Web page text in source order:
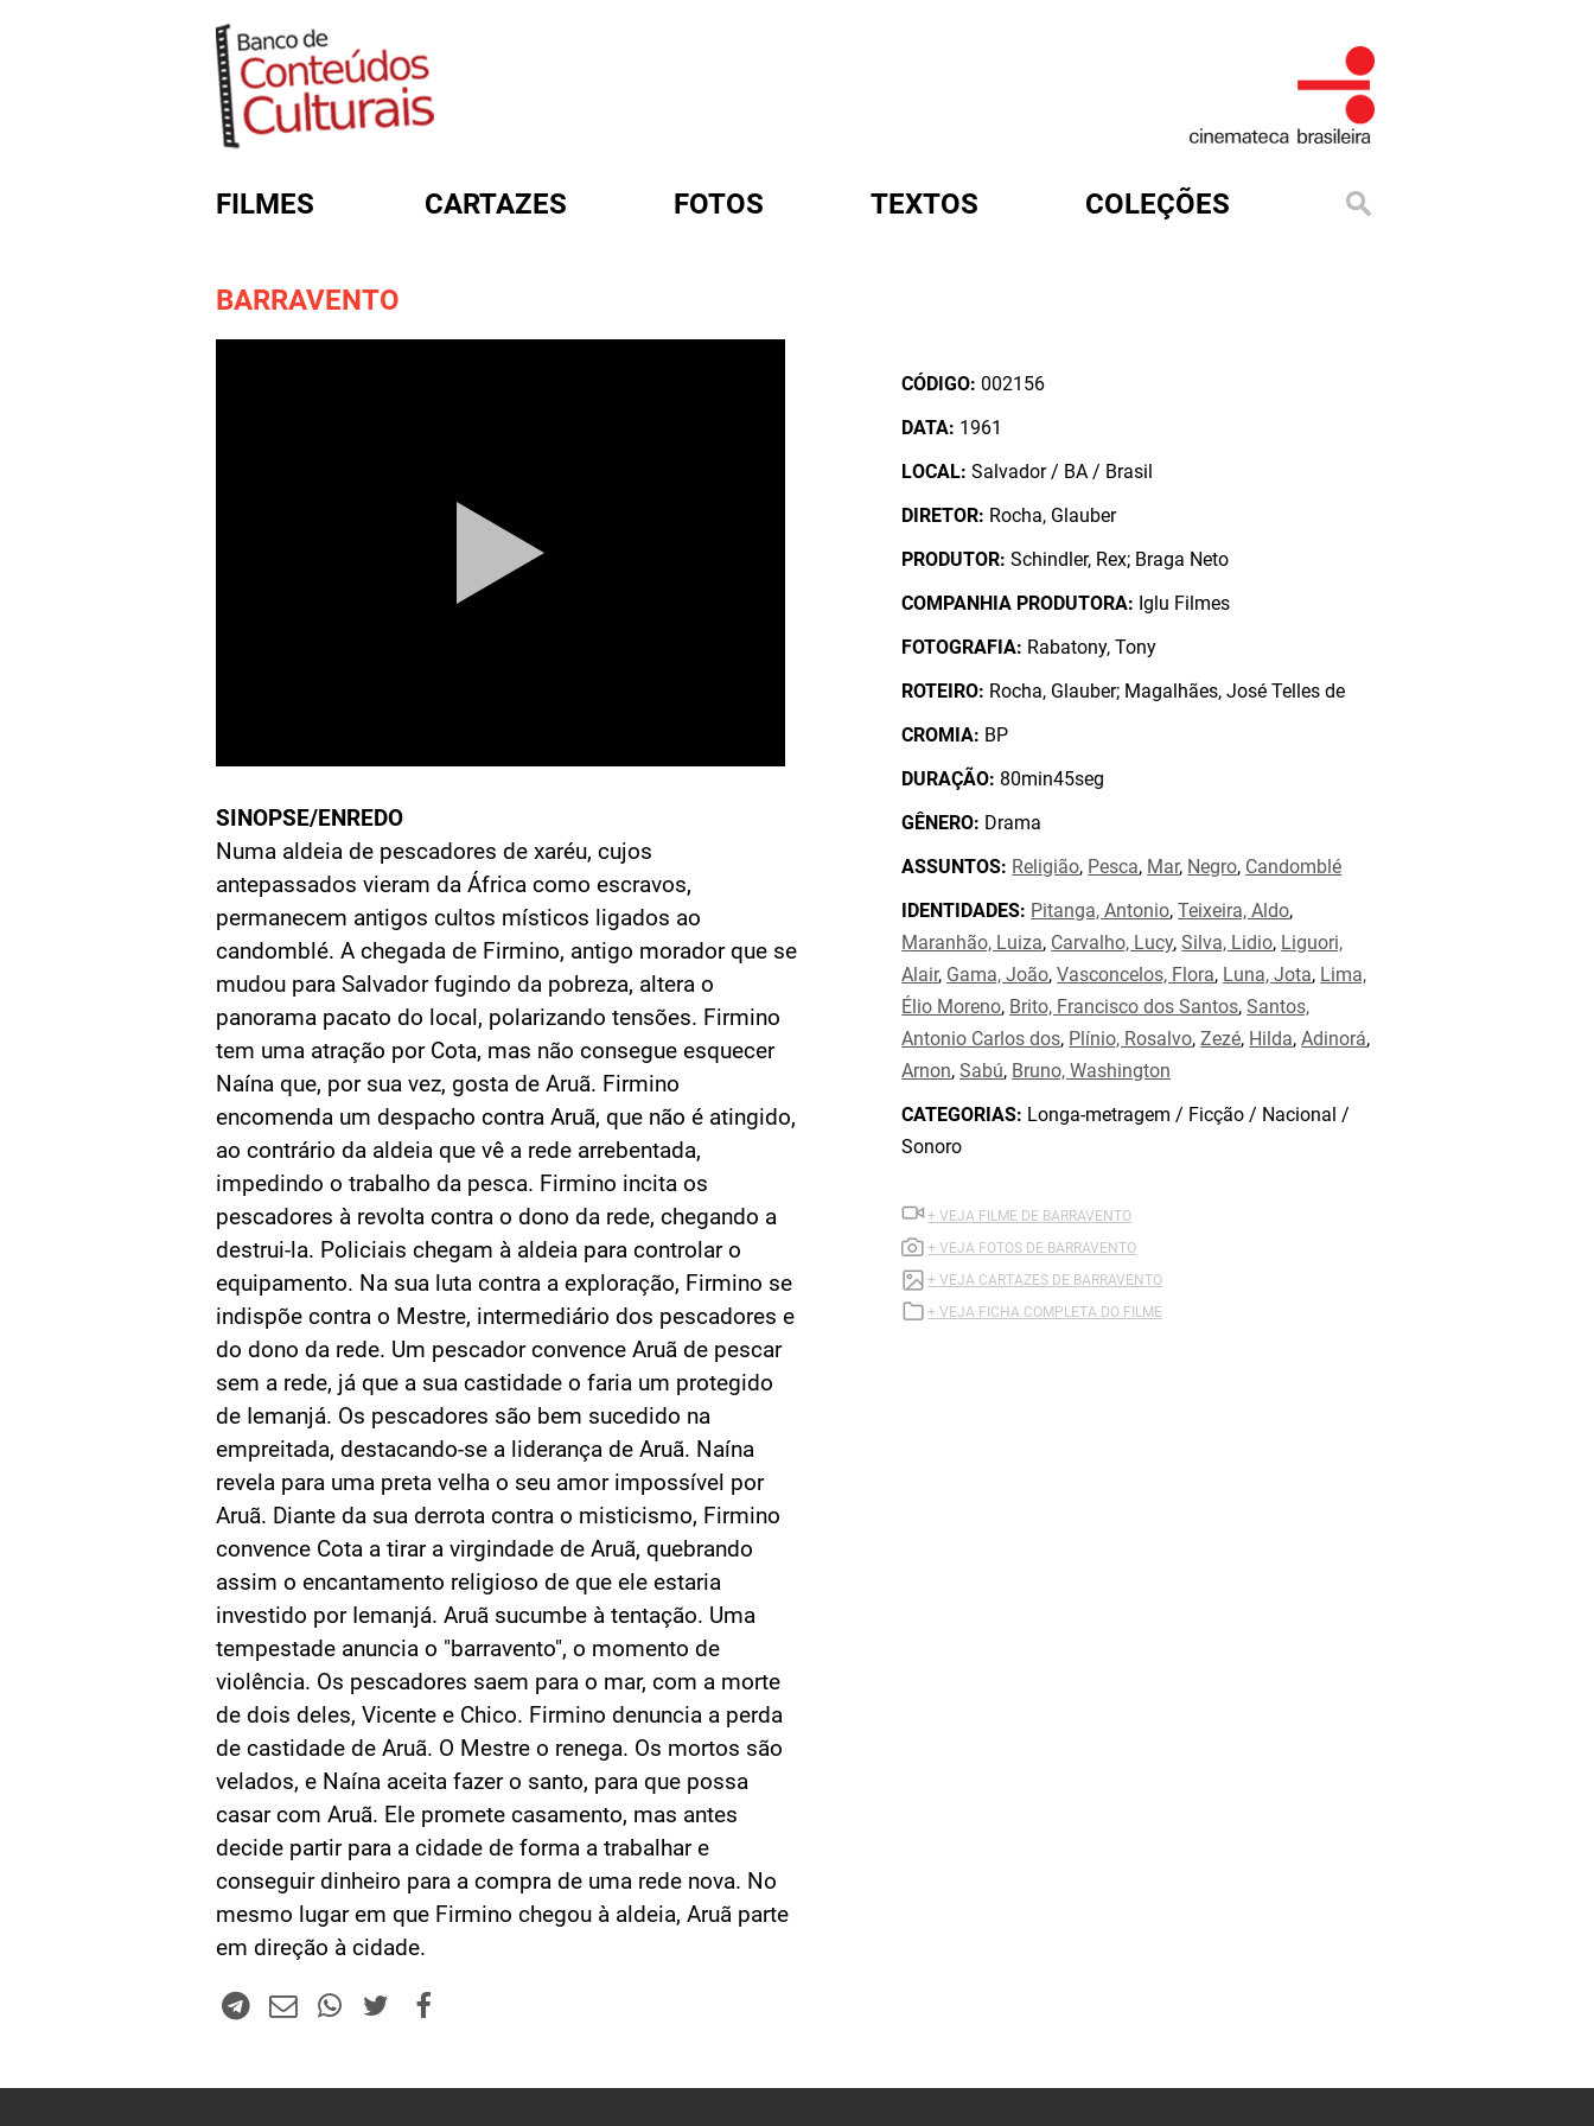
FILMES CARTAZES FOTOS TEXTOS COLEÇÕES
BARRAVENTO
SINOPSE/ENREDO
Numa aldeia de pescadores de xaréu, cujos
antepassados vieram da África como escravos,
permanecem antigos cultos místicos ligados ao
candomblé. A chegada de Firmino, antigo morador que se
mudou para Salvador fugindo da pobreza, altera o
panorama pacato do local, polarizando tensões. Firmino
tem uma atração por Cota, mas não consegue esquecer
Naína que, por sua vez, gosta de Aruã. Firmino
encomenda um despacho contra Aruã, que não é atingido,
ao contrário da aldeia que vê a rede arrebentada,
impedindo o trabalho da pesca. Firmino incita os
pescadores à revolta contra o dono da rede, chegando a
destrui-la. Policiais chegam à aldeia para controlar o
equipamento. Na sua luta contra a exploração, Firmino se
indispõe contra o Mestre, intermediário dos pescadores e
do dono da rede. Um pescador convence Aruã de pescar
sem a rede, já que a sua castidade o faria um protegido
de Iemanjá. Os pescadores são bem sucedido na
empreitada, destacando-se a liderança de Aruã. Naína
revela para uma preta velha o seu amor impossível por
Aruã. Diante da sua derrota contra o misticismo, Firmino
convence Cota a tirar a virgindade de Aruã, quebrando
assim o encantamento religioso de que ele estaria
investido por Iemanjá. Aruã sucumbe à tentação. Uma
tempestade anuncia o "barravento", o momento de
violência. Os pescadores saem para o mar, com a morte
de dois deles, Vicente e Chico. Firmino denuncia a perda
de castidade de Aruã. O Mestre o renega. Os mortos são
velados, e Naína aceita fazer o santo, para que possa
casar com Aruã. Ele promete casamento, mas antes
decide partir para a cidade de forma a trabalhar e
conseguir dinheiro para a compra de uma rede nova. No
mesmo lugar em que Firmino chegou à aldeia, Aruã parte
em direção à cidade.
CÓDIGO: 002156
DATA: 1961
LOCAL: Salvador / BA / Brasil
DIRETOR: Rocha, Glauber
PRODUTOR: Schindler, Rex; Braga Neto
COMPANHIA PRODUTORA: Iglu Filmes
FOTOGRAFIA: Rabatony, Tony
ROTEIRO: Rocha, Glauber; Magalhães, José Telles de
CROMIA: BP
DURAÇÃO: 80min45seg
GÊNERO: Drama
ASSUNTOS: Religião, Pesca, Mar, Negro, Candomblé
IDENTIDADES: Pitanga, Antonio,Teixeira, Aldo,
Maranhão, Luiza, Carvalho, Lucy,Silva, Lidio, Liguori,
Alair, Gama, João,Vasconcelos, Flora, Luna, Jota, Lima,
Élio Moreno, Brito, Francisco dos Santos,Santos,
Antonio Carlos dos, Plínio, Rosalvo,Zezé, Hilda,Adinorá,
Arnon,Sabú, Bruno, Washington
CATEGORIAS: Longa-metragem / Ficção / Nacional /
Sonoro
+ VEJA FILME DE BARRAVENTO
+ VEJA FOTOS DE BARRAVENTO
+ VEJA CARTAZES DE BARRAVENTO
+ VEJA FICHA COMPLETA DO FILME